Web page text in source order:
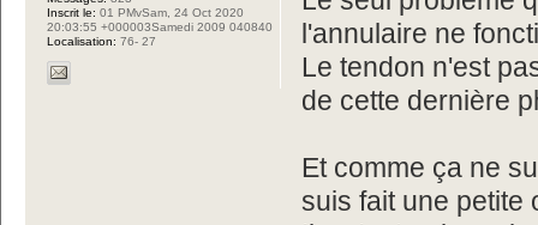
l'annulaire ne
Le tendon n'est
de cette dernière
Et comme ça ne
suis fait une petite
Inscrit le: 01 PMvSam, 24 Oct 2020
20:03:55 +000003Samedi 2009 040840
Localisation: 76- 27